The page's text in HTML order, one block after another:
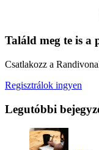
Találd meg te is a
Csatlakozz a
Regisztrálok ingyen
Legutóbbi